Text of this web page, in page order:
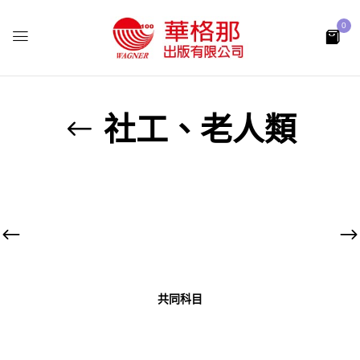
0
社工、老人類
共同科目